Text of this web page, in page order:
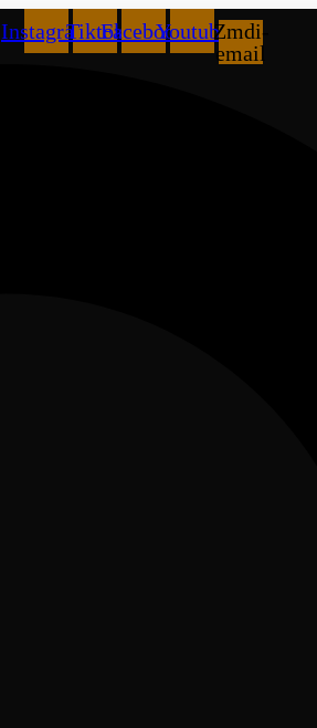
InstagramTiktokFacebookYoutubeZmdi-
email